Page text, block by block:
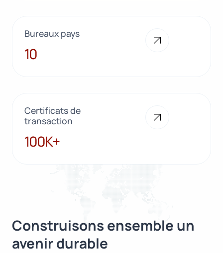
Bureaux pays
10
10
Certificats de
transaction
100K+
100K+
Construisons ensemble un
avenir durable